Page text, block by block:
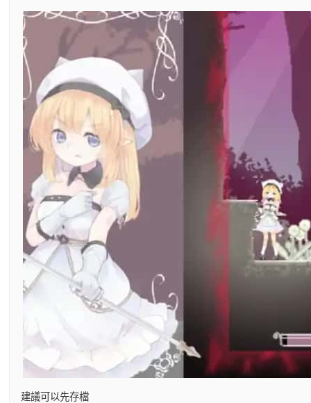
建議可以先存檔